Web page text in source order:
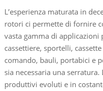
L’esperienza maturata in
rotori ci permette di fornire
vasta gamma di
cassettiere, sportelli,
comando, bauli, portabici e
sia necessaria una
produttivi evoluti e in